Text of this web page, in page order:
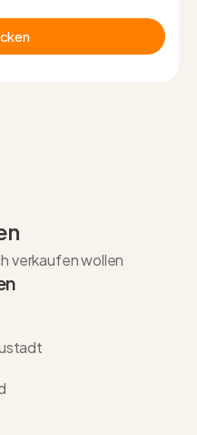
verkaufen wollen